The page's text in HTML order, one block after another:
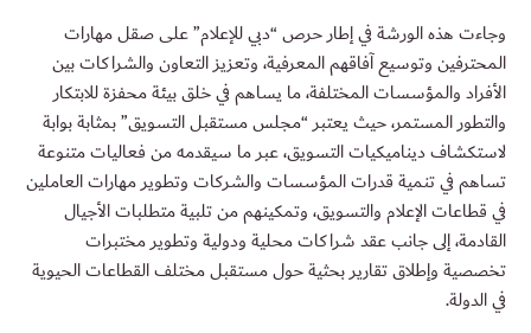
وجاءت هذه الورشة في إطار حرص “دبي للإعلام” على صقل مهارات
المحترفين وتوسيع آفاقهم المعرفية، وتعزيز التعاون والشراكات بين
الأفراد والمؤسسات المختلفة، ما يساهم في خلق بيئة محفزة للابتكار
والتطور المستمر، حيث يعتبر “مجلس مستقبل التسويق” بمثابة بوابة
لاستكشاف ديناميكيات التسويق، عبر ما سيقدمه من فعاليات متنوعة
تساهم في تنمية قدرات المؤسسات والشركات وتطوير مهارات العاملين
في قطاعات الإعلام والتسويق، وتمكينهم من تلبية متطلبات الأجيال
القادمة، إلى جانب عقد شراكات محلية ودولية وتطوير مختبرات
تخصصية وإطلاق تقارير بحثية حول مستقبل مختلف القطاعات الحيوية
في الدولة.